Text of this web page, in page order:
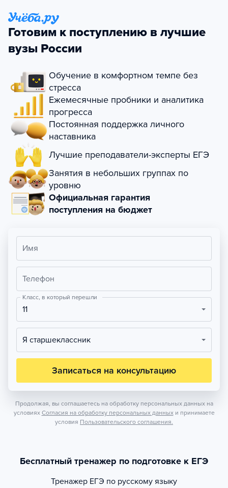
Готовим к поступлению в лучшие
вузы России
Обучение в комфортном темпе без
стресса
Ежемесячные пробники и аналитика
прогресса
Постоянная поддержка личного
наставника
Лучшие преподаватели-эксперты ЕГЭ
Занятия в небольших группах по
уровню
Официальная гарантия
поступления на бюджет
Имя
Телефон
Класс, в который перешли
11
Я старшеклассник
Записаться на консультацию
Продолжая, вы соглашаетесь на обработку персональных данных на
условиях Согласия на обработку персональных данных и принимаете
условия Пользовательского соглашения.
Бесплатный тренажер по подготовке к ЕГЭ
Тренажер ЕГЭ по русскому языку